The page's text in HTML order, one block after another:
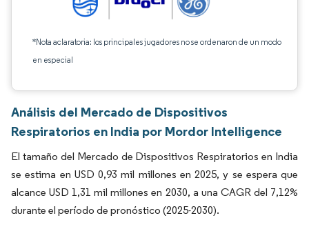
*Nota aclaratoria: los principales jugadores no se ordenaron de un modo
en especial
Análisis del Mercado de Dispositivos
Respiratorios en India por Mordor Intelligence
El tamaño del Mercado de Dispositivos Respiratorios en India
se estima en USD 0,93 mil millones en 2025, y se espera que
alcance USD 1,31 mil millones en 2030, a una CAGR del 7,12%
durante el período de pronóstico (2025-2030).